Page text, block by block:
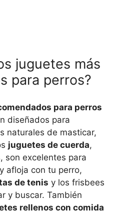
juguetes más
para perros?
para perros
diseñados para
naturales de masticar,
juguetes de cuerda,
son excelentes para
afloja con tu perro,
de tenis y los frisbees
y buscar. También
rellenos con comida